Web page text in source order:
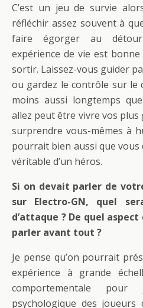
C’est un jeu de survie
réfléchir assez souvent à
faire égorger au
expérience de vie est
sortir. Laissez-vous guider
ou gardez le contrôle sur le
moins aussi longtemps
allez peut être vivre vos
surprendre vous-mêmes à
pourrait bien aussi que vous
véritable d’un héros.
Si on devait parler de
sur Electro-GN, quel
d’attaque ? De quel
parler avant tout ?
Je pense qu’on pourrait
expérience à grande
comportementale
psychologique des